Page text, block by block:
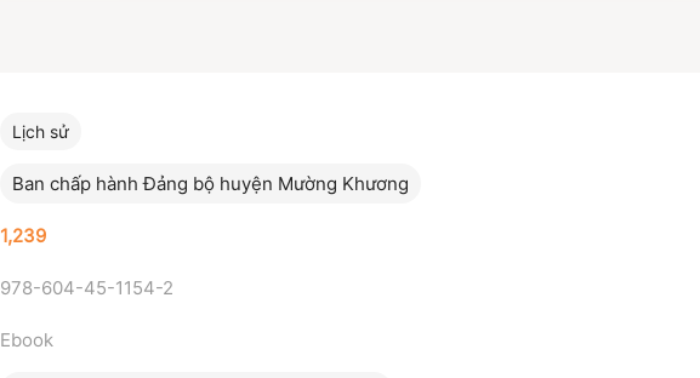
Lịch sử
Ban chấp hành Đảng bộ huyện Mường Khương
1,239
978-604-45-1154-2
Ebook